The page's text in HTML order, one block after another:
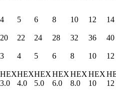
4 5 6 8 10 12
14
20 22 24 28 32 36 40
3 4 5 6 8 10
12
HEX
3.0
HEX
4.0
HEX
5.0
HEX
6.0
HEX
8.0
HEX
10
12